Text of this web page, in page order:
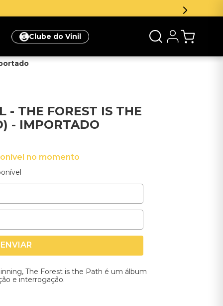
Inscreva-se na newsletter e ganhe
Clube do Vinil
- THE FOREST IS THE
- IMPORTADO
no momento
ENVIAR
The Forest is the Path é um álbum
e interrogação.